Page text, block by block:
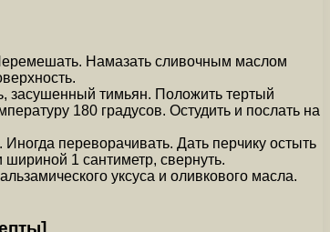
Намазать сливочным маслом
засушенный тимьян. Положить тертый
180 градусов. Остудить и послать на
переворачивать. Дать перчику остыть
шириной 1 сантиметр, свернуть.
уксуса и оливкового масла.